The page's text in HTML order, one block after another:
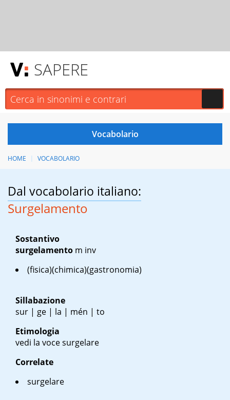
SAPERE
HOME VOCABOLARIO
Dal vocabolario italiano:
Surgelamento
Sostantivo
surgelamento m inv
(fisica)(chimica)(gastronomia)
Sillabazione
sur | ge | la | mén | to
Etimologia
vedi la voce surgelare
Correlate
surgelare